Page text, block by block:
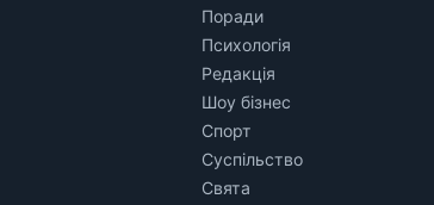
Поради
Психологія
Редакція
Шоу бізнес
Спорт
Суспільство
Свята